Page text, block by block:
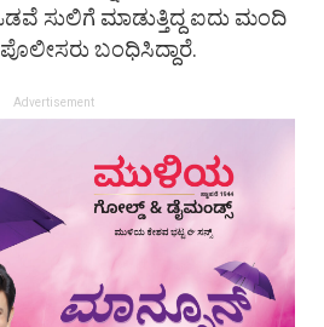
ಸುಲಿಗೆ ಮಾಡುತ್ತಿದ್ದ ಐದು ಮಂದಿ
ಬಂಧಿಸಿದ್ದಾರೆ.
Advertisement